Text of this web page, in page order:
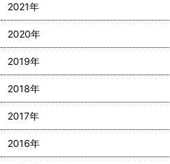
2021年
2020年
2019年
2018年
2017年
2016年